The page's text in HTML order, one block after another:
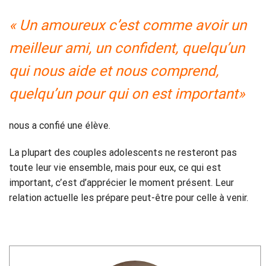
« Un amoureux c’est comme avoir un
meilleur ami, un confident, quelqu’un
qui nous aide et nous comprend,
quelqu’un pour qui on est important»
nous a confié une élève.
La plupart des couples adolescents ne resteront pas
toute leur vie ensemble, mais pour eux, ce qui est
important, c’est d’apprécier le moment présent. Leur
relation actuelle les prépare peut-être pour celle à venir.